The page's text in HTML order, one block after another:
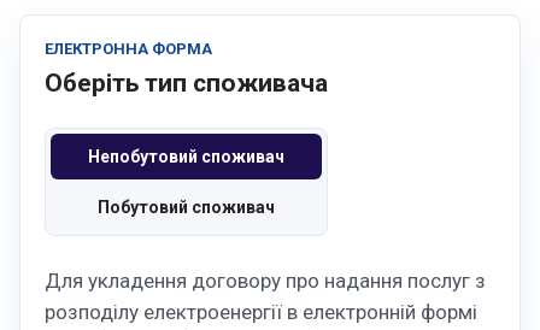
ЕЛЕКТРОННА ФОРМА
Оберіть тип споживача
Непобутовий споживач
Побутовий споживач
Для укладення договору про надання послуг з
розподілу електроенергії в електронній формі